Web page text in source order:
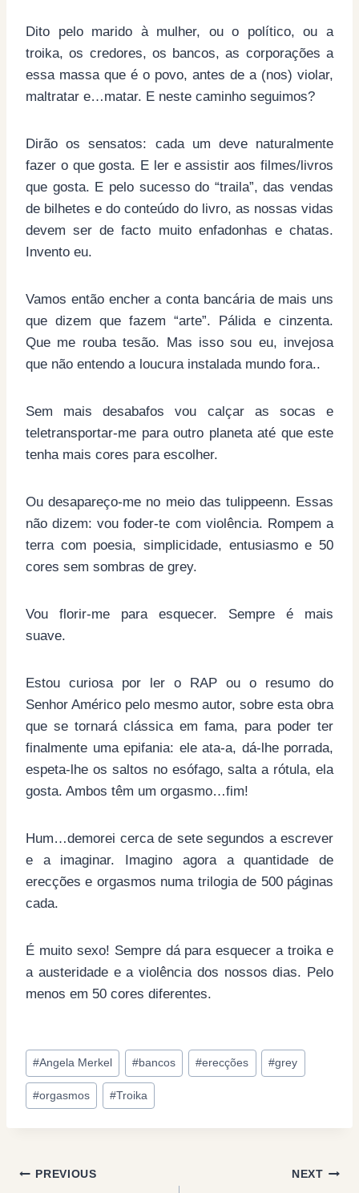
Dito pelo marido à mulher, ou o político, ou a
troika, os credores, os bancos, as corporações a
essa massa que é o povo, antes de a (nos) violar,
maltratar e…matar. E neste caminho seguimos?
Dirão os sensatos: cada um deve naturalmente
fazer o que gosta. E ler e assistir aos filmes/livros
que gosta. E pelo sucesso do “traila”, das vendas
de bilhetes e do conteúdo do livro, as nossas vidas
devem ser de facto muito enfadonhas e chatas.
Invento eu.
Vamos então encher a conta bancária de mais uns
que dizem que fazem “arte”. Pálida e cinzenta.
Que me rouba tesão. Mas isso sou eu, invejosa
que não entendo a loucura instalada mundo fora..
Sem mais desabafos vou calçar as socas e
teletransportar-me para outro planeta até que este
tenha mais cores para escolher.
Ou desapareço-me no meio das tulippeenn. Essas
não dizem: vou foder-te com violência. Rompem a
terra com poesia, simplicidade, entusiasmo e 50
cores sem sombras de grey.
Vou florir-me para esquecer. Sempre é mais
suave.
Estou curiosa por ler o RAP ou o resumo do
Senhor Américo pelo mesmo autor, sobre esta obra
que se tornará clássica em fama, para poder ter
finalmente uma epifania: ele ata-a, dá-lhe porrada,
espeta-lhe os saltos no esófago, salta a rótula, ela
gosta. Ambos têm um orgasmo…fim!
Hum…demorei cerca de sete segundos a escrever
e a imaginar. Imagino agora a quantidade de
erecções e orgasmos numa trilogia de 500 páginas
cada.
É muito sexo! Sempre dá para esquecer a troika e
a austeridade e a violência dos nossos dias. Pelo
menos em 50 cores diferentes.
Post
Tags:
#Angela Merkel #bancos #erecções #grey
#orgasmos #Troika
PostPREVIOUS NEXT